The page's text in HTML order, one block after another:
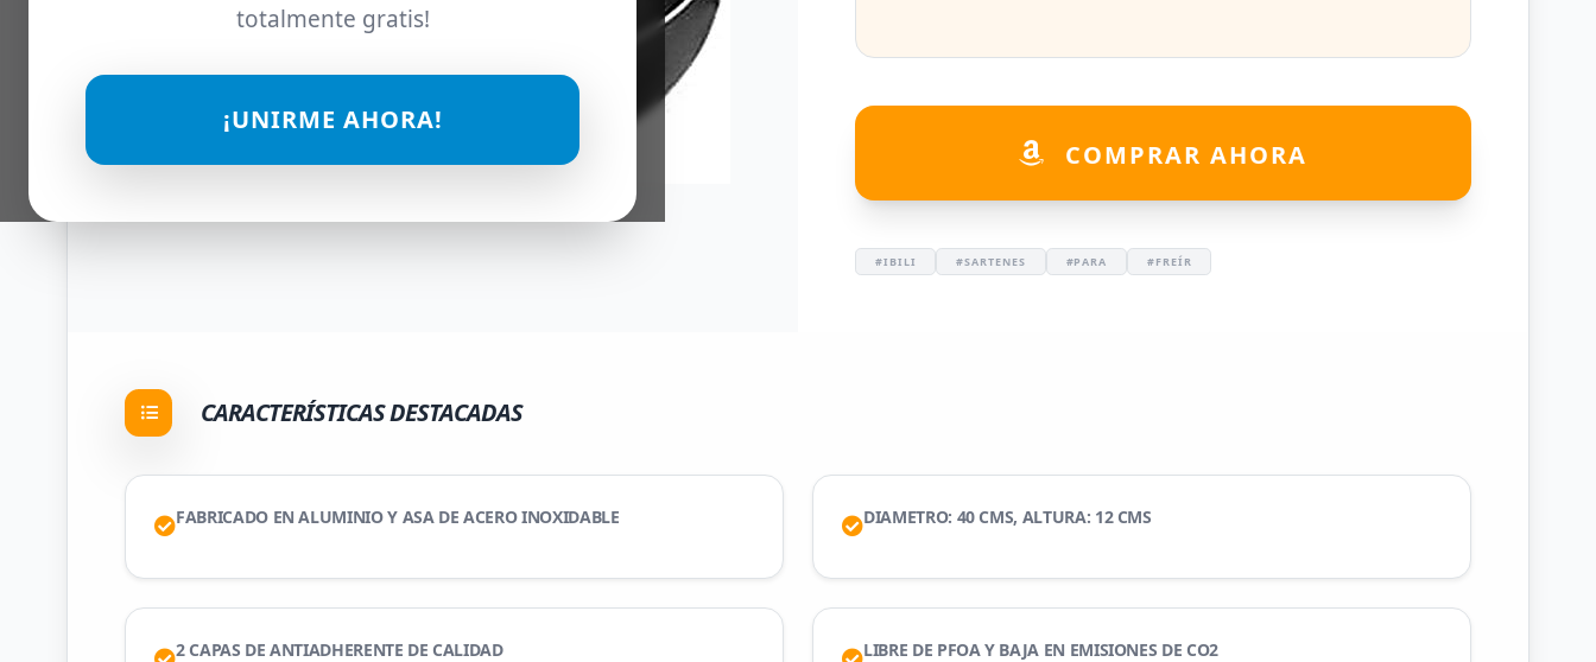
totalmente gratis!
¡UNIRME AHORA!
COMPRAR AHORA
#IBILI #SARTENES #PARA #FREÍR
CARACTERÍSTICAS DESTACADAS
FABRICADO EN ALUMINIO Y ASA DE ACERO INOXIDABLE DIAMETRO: 40 CMS, ALTURA: 12 CMS
2 CAPAS DE ANTIADHERENTE DE CALIDAD LIBRE DE PFOA Y BAJA EN EMISIONES DE CO2